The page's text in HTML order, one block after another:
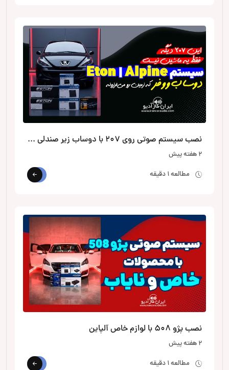
نصب سیستم صوتی روی 207 با دوساب زیر صندلی از الپاین
2 هفته پیش
مطالعه 1 دقیقه
نصب پژو 508 با لوازم خاص آلپاین
2 هفته پیش
مطالعه 1 دقیقه